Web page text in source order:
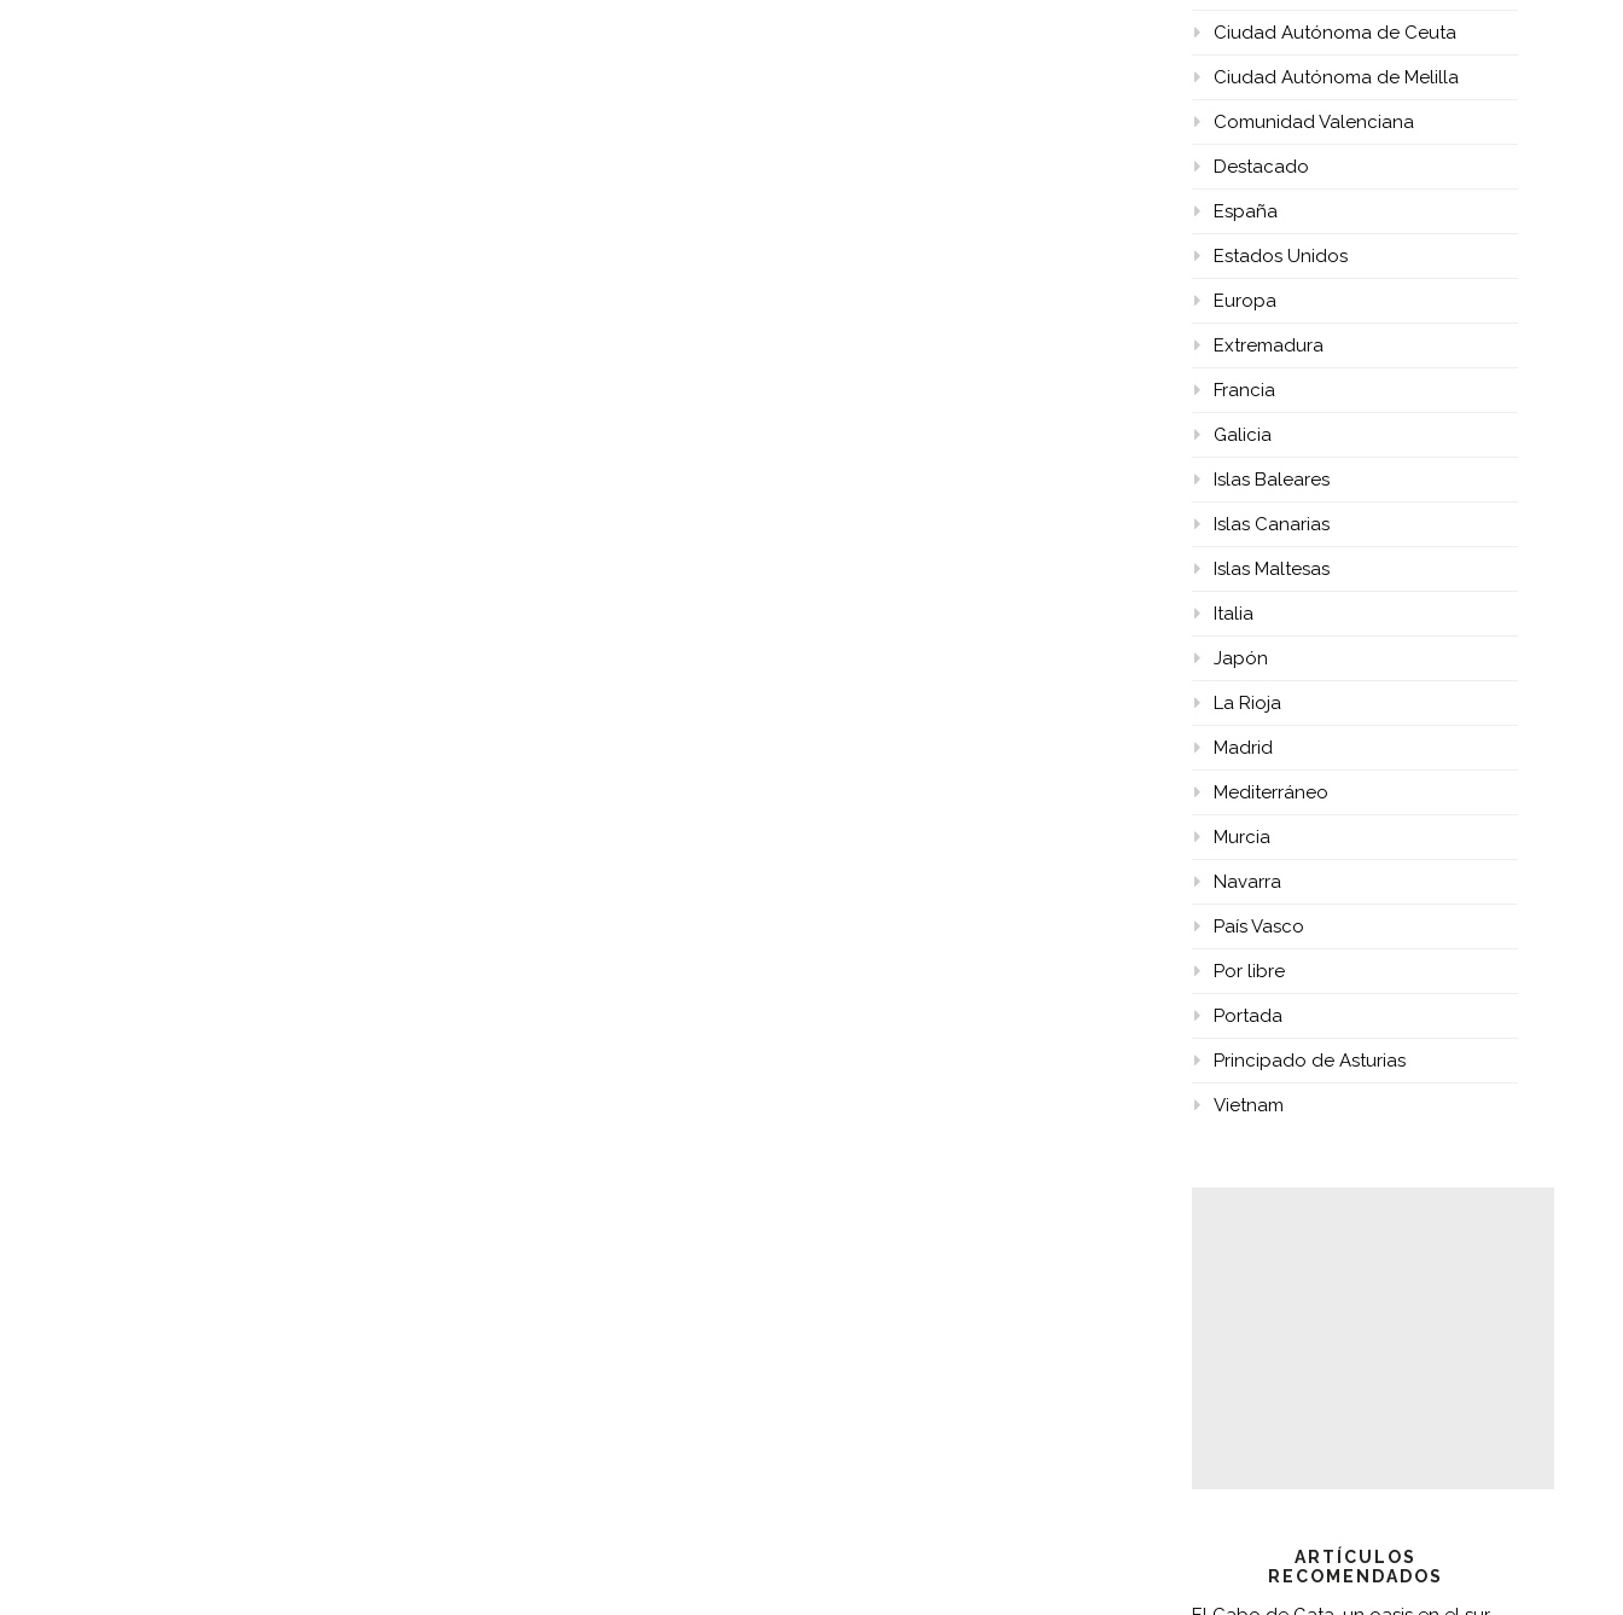
Ciudad Autónoma de Ceuta
Ciudad Autónoma de Melilla
Comunidad Valenciana
Destacado
España
Estados Unidos
Europa
Extremadura
Francia
Galicia
Islas Baleares
Islas Canarias
Islas Maltesas
Italia
Japón
La Rioja
Madrid
Mediterráneo
Murcia
Navarra
País Vasco
Por libre
Portada
Principado de Asturias
Vietnam
ARTÍCULOS
RECOMENDADOS